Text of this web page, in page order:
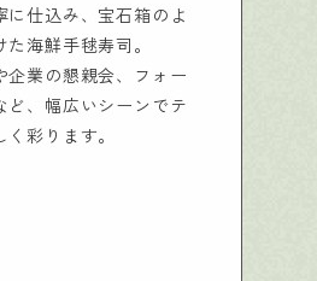
に仕込み、宝石箱のよ
た海鮮手毬寿司。
企業の懇親会、フォー
ど、幅広いシーンでテ
彩ります。